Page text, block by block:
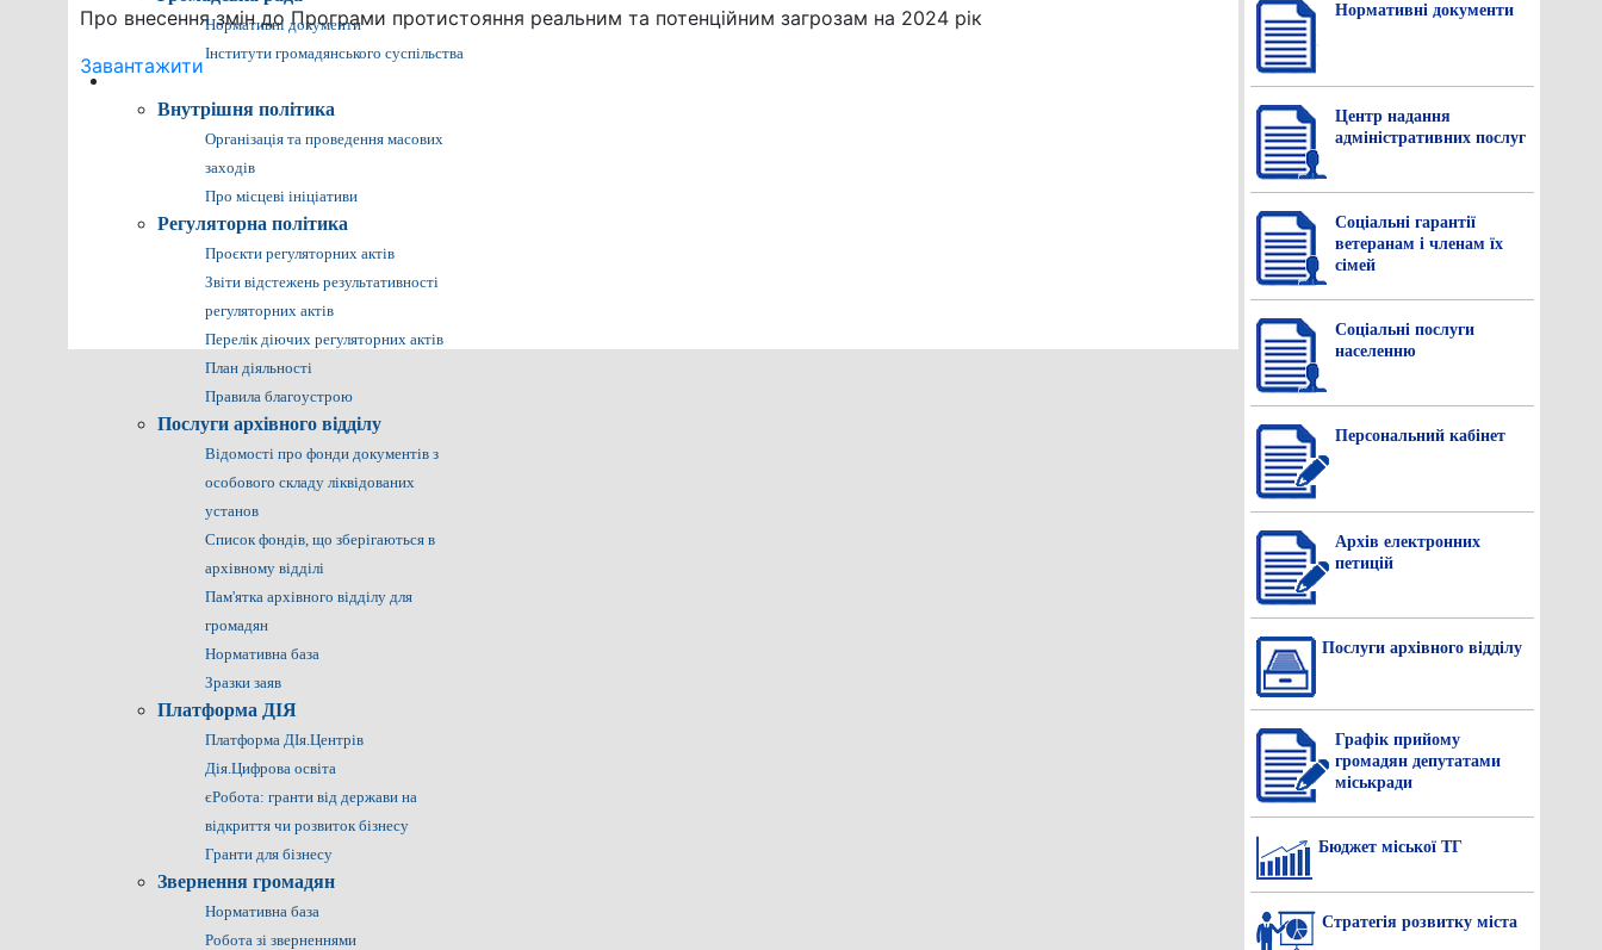
Нормативні документи
Інститути громадянського суспільства
Внутрішня політика
Організація та проведення масових
заходів
Про місцеві ініціативи
Регуляторна політика
Проєкти регуляторних актів
Звіти відстежень результативності
регуляторних актів
Перелік діючих регуляторних актів
План діяльності
Правила благоустрою
Послуги архівного відділу
Відомості про фонди документів з
особового складу ліквідованих
установ
Список фондів, що зберігаються в
архівному відділі
Пам'ятка архівного відділу для
громадян
Нормативна база
Зразки заяв
Платформа ДІЯ
Платформа ДІя.Центрів
Дія.Цифрова освіта
єРобота: гранти від держави на
відкриття чи розвиток бізнесу
Гранти для бізнесу
Звернення громадян
Нормативна база
Робота зі зверненнями
Про внесення змін до Програми протистояння реальним та потенційним загрозам на 2024 рік
Завантажити
Нормативнi документи
Центр надання
адміністративних послуг
Соціальні гарантії
ветеранам і членам їх
сімей
Соціальні послуги
населенню
Персональний кабінет
Архів електронних
петицій
Послуги архівного відділу
Графік прийому
громадян депутатами
міськради
Бюджет міської ТГ
Стратегія розвитку міста